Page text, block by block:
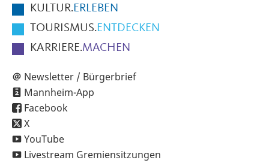
KULTUR.ERLEBEN
TOURISMUS.ENTDECKEN
KARRIERE.MACHEN
Newsletter / Bürgerbrief
Mannheim-App
Facebook
X
YouTube
Livestream Gremiensitzungen